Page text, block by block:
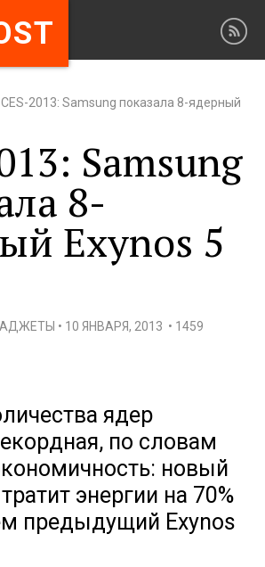
CES-2013: Samsung показала 8-ядерный
Samsung
8-
Exynos 5
• 10 ЯНВАРЯ, 2013 • 1459
ядер
по словам
новый
энергии на 70%
предыдущий Exynos